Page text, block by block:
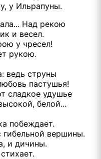
у Ильрапуны.
Над рекою
и весел.
у чресел!
рукою.
ведь струны
пастушья!
сладкое удушье
белой...
побеждает.
вершины.
и дичины.